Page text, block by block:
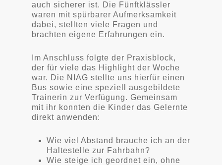
auch sicherer ist. Die Fünftklässler
waren mit spürbarer Aufmerksamkeit
dabei, stellten viele Fragen und
brachten eigene Erfahrungen ein.
Im Anschluss folgte der Praxisblock,
der für viele das Highlight der Woche
war. Die NIAG stellte uns hierfür einen
Bus sowie eine speziell ausgebildete
Trainerin zur Verfügung. Gemeinsam
mit ihr konnten die Kinder das Gelernte
direkt anwenden:
Wie viel Abstand brauche ich an der
Haltestelle zur Fahrbahn?
Wie steige ich geordnet ein, ohne